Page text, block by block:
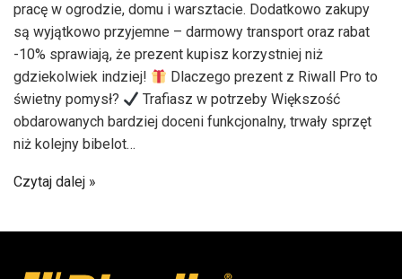
pracę w ogrodzie, domu i warsztacie. Dodatkowo zakupy
są wyjątkowo przyjemne – darmowy transport oraz rabat
-10% sprawiają, że prezent kupisz korzystniej niż
gdziekolwiek indziej!
Dlaczego prezent z Riwall Pro to
świetny pomysł?
Trafiasz w potrzeby Większość
obdarowanych bardziej doceni funkcjonalny, trwały sprzęt
niż kolejny bibelot…
Czytaj dalej